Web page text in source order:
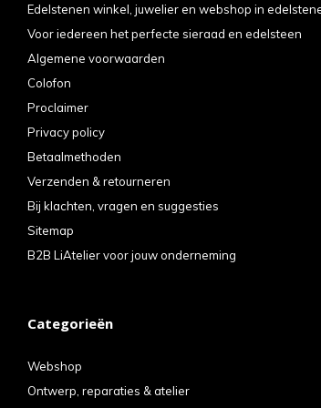
Edelstenen winkel, juwelier en webshop in
Voor iedereen het perfecte sieraad en edelsteen
Algemene voorwaarden
Colofon
Proclaimer
Privacy policy
Betaalmethoden
Verzenden & retourneren
Bij klachten, vragen en suggesties
Sitemap
B2B LiAtelier voor jouw onderneming
Categorieën
Webshop
Ontwerp, reparaties & atelier